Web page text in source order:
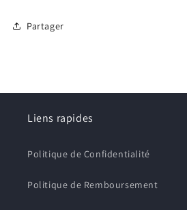
Partager
Liens rapides
Politique de Confidentialité
Politique de Remboursement